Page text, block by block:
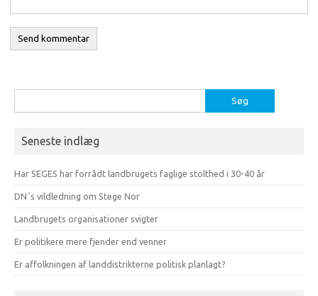
efter:
Seneste indlæg
Har SEGES har forrådt landbrugets faglige stolthed i 30-40 år
DN´s vildledning om Stege Nor
Landbrugets organisationer svigter
Er politikere mere fjender end venner
Er affolkningen af landdistrikterne politisk planlagt?